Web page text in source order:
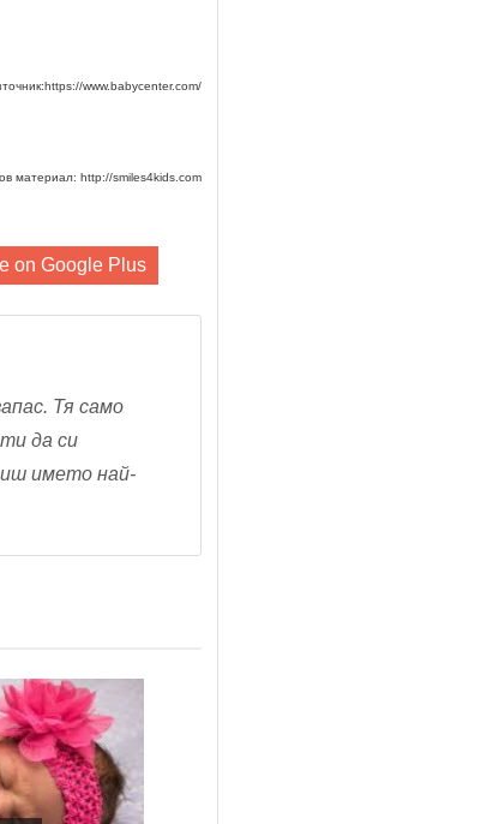
www.babycenter.com/
материал: http://smiles4kids.com
on Google Plus
Тя само
да си
името най-